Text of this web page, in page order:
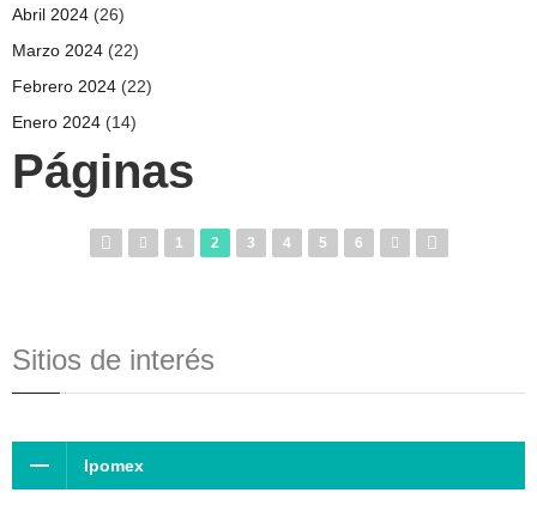
Abril 2024 (26)
Marzo 2024 (22)
Febrero 2024 (22)
Enero 2024 (14)
Páginas
1 2 3 4 5 6
Sitios de interés
Ipomex